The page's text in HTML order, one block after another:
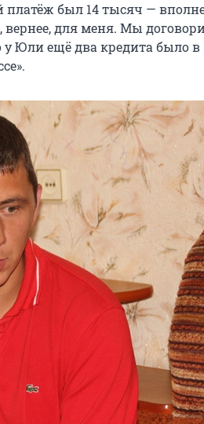
платёж был 14 тысяч —
для меня. Мы
у Юли ещё два кредита было в